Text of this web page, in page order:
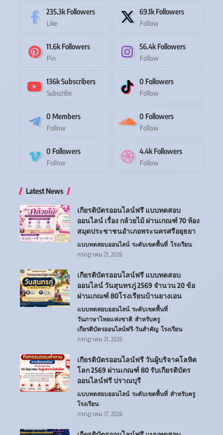
235.3k Followers
Like
69.1k Followers
Follow
11.6k Followers
Pin
56.4k Followers
Follow
136kSubscribers
Subscribe
0 Followers
Follow
0 Members
Follow
0 Followers
Follow
0 Followers
Follow
4.4k Followers
Follow
Latest News
เกียรติบัตรออนไลน์ฟรี แบบทดสอบ
ออนไลน์ เรื่อง กล้วยไม้ ผ่านเกณฑ์ 70 ห้อง
สมุดประชาชนอำเภอพระนครศรีอยุธยา
แบบทดสอบออนไลน์ ระดับเขตพื้นที่ โรงเรียน
กรกฎาคม 21, 2026
เกียรติบัตรออนไลน์ฟรี แบบทดสอบ
ออนไลน์ วันสุนทรภู่ 2569 จำนวน 20 ข้อ
ผ่านเกณฑ์ 80โรงเรียนบ้านยางเอน
แบบทดสอบออนไลน์ ระดับเขตพื้นที่
วันภาษาไทยแห่งชาติ สำหรับครู
เกียรติบัตรออนไลน์ฟรี-วันสำคัญ โรงเรียน
กรกฎาคม 21, 2026
เกียรติบัตรออนไลน์ฟรี วันผู้บริจาคโลหิต
โลก 2569 ผ่านเกณฑ์ 80 รับเกียรติบัตร
ออนไลน์ฟรี ปราณบุรี
แบบทดสอบออนไลน์ ระดับเขตพื้นที่ สำหรับครู
โรงเรียน
กรกฎาคม 17, 2026